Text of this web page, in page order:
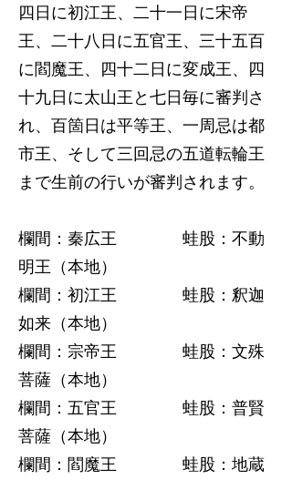
四日に初江王、二十一日に宋帝
王、二十八日に五官王、三十五百
に閻魔王、四十二日に変成王、四
十九日に太山王と七日毎に審判さ
れ、百箇日は平等王、一周忌は都
市王、そして三回忌の五道転輪王
まで生前の行いが審判されます。
欄間：秦広王 蛙股：不動
明王（本地）
欄間：初江王 蛙股：釈迦
如来（本地）
欄間：宗帝王 蛙股：文殊
菩薩（本地）
欄間：五官王 蛙股：普賢
菩薩（本地）
欄間：閻魔王 蛙股：地蔵